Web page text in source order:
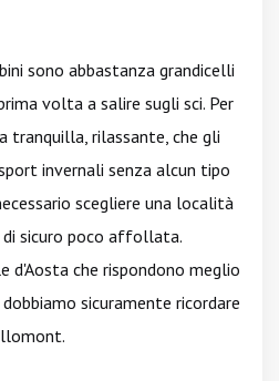
sono abbastanza grandicelli
volta a salire sugli sci. Per
tranquilla, rilassante, che gli
invernali senza alcun tipo
scegliere una località
sicuro poco affollata.
d'Aosta che rispondono meglio
sicuramente ricordare